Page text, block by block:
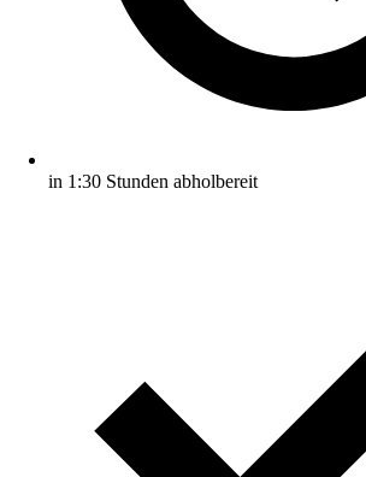
in 1:30 Stunden abholbereit